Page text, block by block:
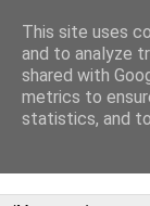
Semanario
This site uses
and to analyze
shared with
metrics to
statistics, and